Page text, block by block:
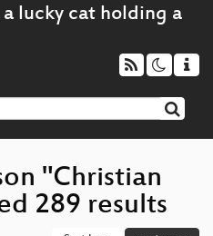
"Christian
289 results